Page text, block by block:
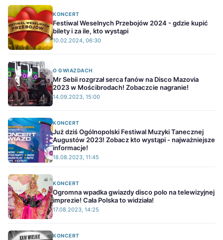
KONCERT
Festiwal Weselnych Przebojów 2024 - gdzie kupić
bilety i za ile, kto wystąpi
10.02.2024, 06:30
O GWIAZDACH
Mr Sebii rozgrzał serca fanów na Disco Mazovia
2023 w Mościbrodach! Zobaczcie nagranie!
14.09.2023, 15:00
KONCERT
Już dziś Ogólnopolski Festiwal Muzyki Tanecznej
Augustów 2023! Zobacz kto wystąpi - najważniejsze
informacje!
18.08.2023, 11:45
KONCERT
Ogromna wpadka gwiazdy disco polo na telewizyjnej
imprezie! Cała Polska to widziała!
17.08.2023, 14:25
KONCERT